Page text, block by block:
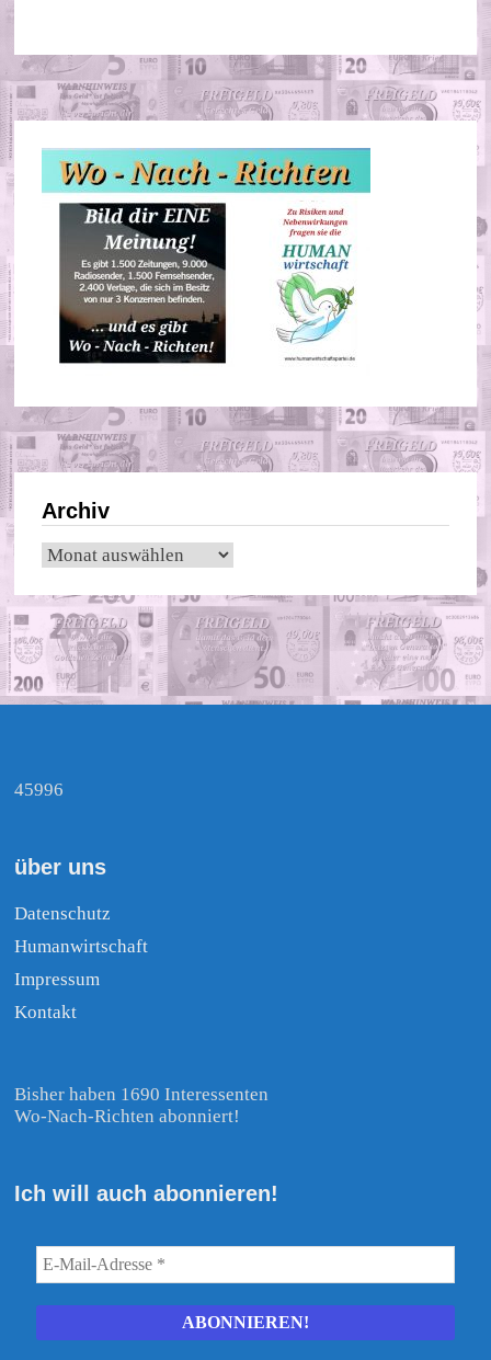
Archiv
Archiv
45996
über uns
Datenschutz
Humanwirtschaft
Impressum
Kontakt
Bisher haben 1690 Interessenten
Wo-Nach-Richten abonniert!
Ich will auch abonnieren!